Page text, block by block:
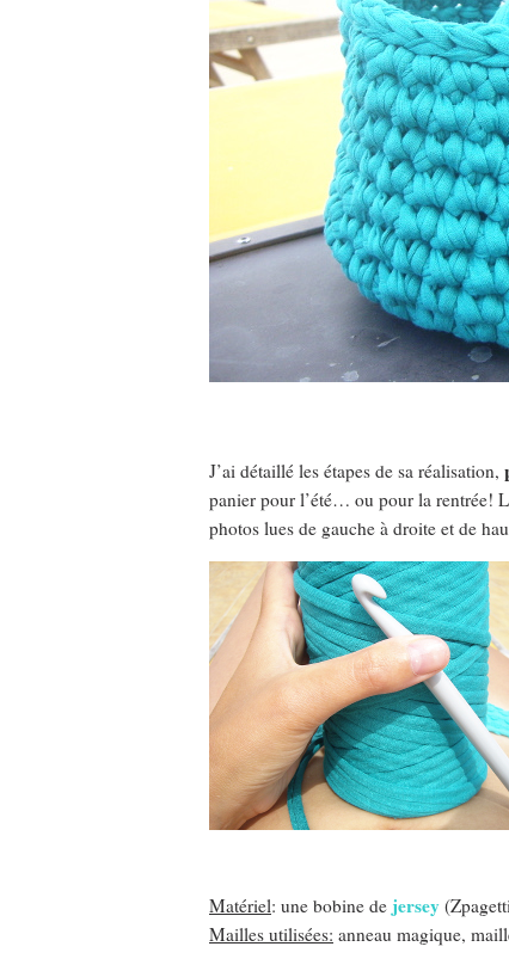
J’ai détaillé les étapes de sa réalisation,
panier pour l’été… ou pour la rentrée!
photos lues de gauche à droite et de
Matériel: une bobine de jersey
Mailles utilisées: anneau magique,